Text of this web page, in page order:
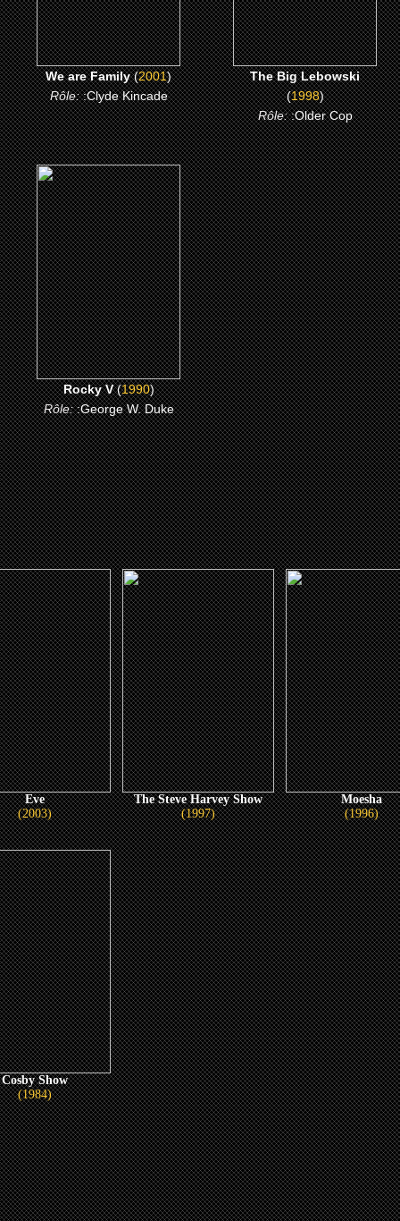
We are Family(2001)
Rôle::Clyde Kincade
The Big Lebowski
(1998)
Rôle::Older Cop
(1990)
Rocky V
CLICK ME
Rocky V(1990)
Rôle::George W. Duke
Eve
(2003)
The Steve Harvey Show
(1997)
Moesha
(1996)
Cosby Show
(1984)